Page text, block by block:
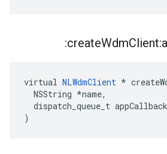
createWdm
virtual NLWdmClient *
  NSString *name,
dispatch_queue_t
)